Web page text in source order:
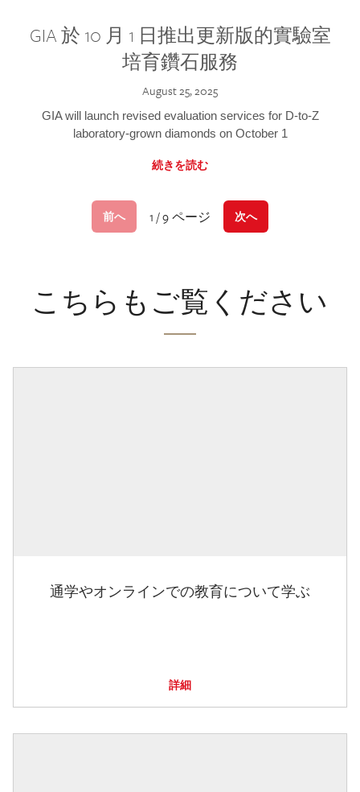
GIA 於 10 月 1 日推出更新版的實驗室
培育鑽石服務
August 25, 2025
GIA will launch revised evaluation services for D-to-Z
laboratory-grown diamonds on October 1
続きを読む
前へ 1 / 9 ページ 次へ
こちらもご覧ください
通学やオンラインでの教育について学ぶ
詳細